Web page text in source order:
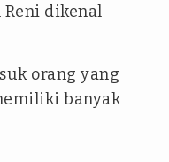
Reni dikenal
orang yang
banyak